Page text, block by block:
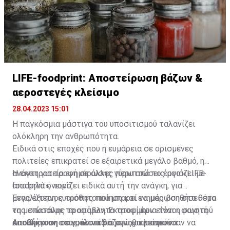
LIFE-foodprint: Αποστείρωση βάζων &
αεροστεγές κλείσιμο
28.04.2023 15:01
Η παγκόσμια μάστιγα του υποσιτισμού ταλανίζει
ολόκληρη την ανθρωπότητα.
Ειδικά στις εποχές που η ευμάρεια σε ορισμένες
πολιτείες επικρατεί σε εξαιρετικά μεγάλο βαθμό, η
ανάγκη για τροφή σε άλλες περιπτώσεις μοιάζει με
απατηλό όνειρο.
Η εκστρατεία ενημέρωσης γύρω από το έργο «LIFE-
foodprint», τονίζει ειδικά αυτή την ανάγκη, για
μεγαλύτερη ευαισθητοποίηση και ενημέρωση στο θέμα
της σπατάλης τροφίμων. Εκατομμύρια τόνοι φαγητού
καταλήγουν στα σκουπίδια ενώ θα μπορούσαν να
Ένας έξυπνος τρόπος που μπορεί να μας βοηθήσει στο
να μειώσουμε τα απόβλητα τροφίμων είναι η σωστή
αποθήκευση τους, ώστε να μην χρειαστεί να
Αποθήκευση σε γυάλινα βάζα που κλείνουν